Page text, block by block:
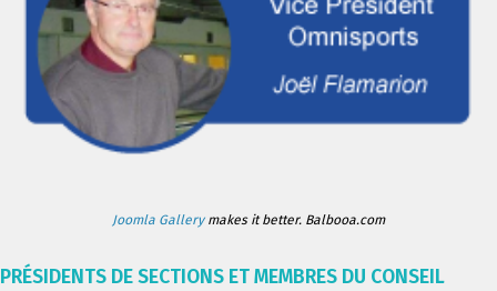
Joomla Gallerymakes it better. Balbooa.com
PRÉSIDENTS DE SECTIONS ET MEMBRES DU CONSEIL